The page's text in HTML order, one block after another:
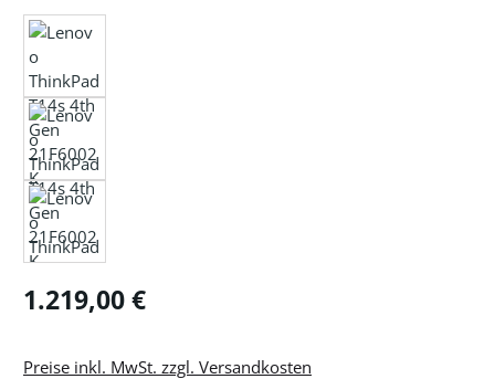
Regulärer Preis:
1.219,00 €
Preise inkl. MwSt. zzgl. Versandkosten